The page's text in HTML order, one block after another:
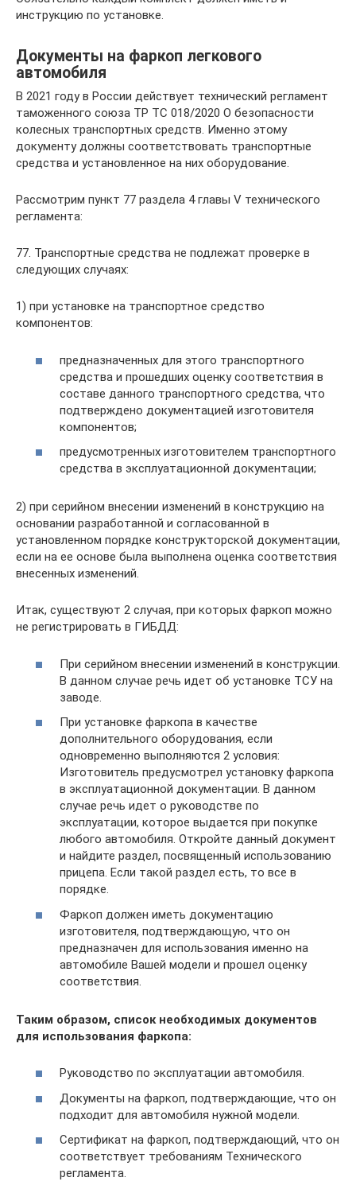
инструкцию по установке.
Документы на фаркоп легкового
автомобиля
В 2021 году в России действует технический регламент
таможенного союза ТР ТС 018/2020 О безопасности
колесных транспортных средств. Именно этому
документу должны соответствовать транспортные
средства и установленное на них оборудование.
Рассмотрим пункт 77 раздела 4 главы V технического
регламента:
77. Транспортные средства не подлежат проверке в
следующих случаях:
1) при установке на транспортное средство
компонентов:
предназначенных для этого транспортного
средства и прошедших оценку соответствия в
составе данного транспортного средства, что
подтверждено документацией изготовителя
компонентов;
предусмотренных изготовителем транспортного
средства в эксплуатационной документации;
2) при серийном внесении изменений в конструкцию на
основании разработанной и согласованной в
установленном порядке конструкторской документации,
если на ее основе была выполнена оценка соответствия
внесенных изменений.
Итак, существуют 2 случая, при которых фаркоп можно
не регистрировать в ГИБДД:
При серийном внесении изменений в конструкции.
В данном случае речь идет об установке ТСУ на
заводе.
При установке фаркопа в качестве
дополнительного оборудования, если
одновременно выполняются 2 условия:
Изготовитель предусмотрел установку фаркопа
в эксплуатационной документации. В данном
случае речь идет о руководстве по
эксплуатации, которое выдается при покупке
любого автомобиля. Откройте данный документ
и найдите раздел, посвященный использованию
прицепа. Если такой раздел есть, то все в
порядке.
Фаркоп должен иметь документацию
изготовителя, подтверждающую, что он
предназначен для использования именно на
автомобиле Вашей модели и прошел оценку
соответствия.
Таким образом, список необходимых документов
для использования фаркопа:
Руководство по эксплуатации автомобиля.
Документы на фаркоп, подтверждающие, что он
подходит для автомобиля нужной модели.
Сертификат на фаркоп, подтверждающий, что он
соответствует требованиям Технического
регламента.